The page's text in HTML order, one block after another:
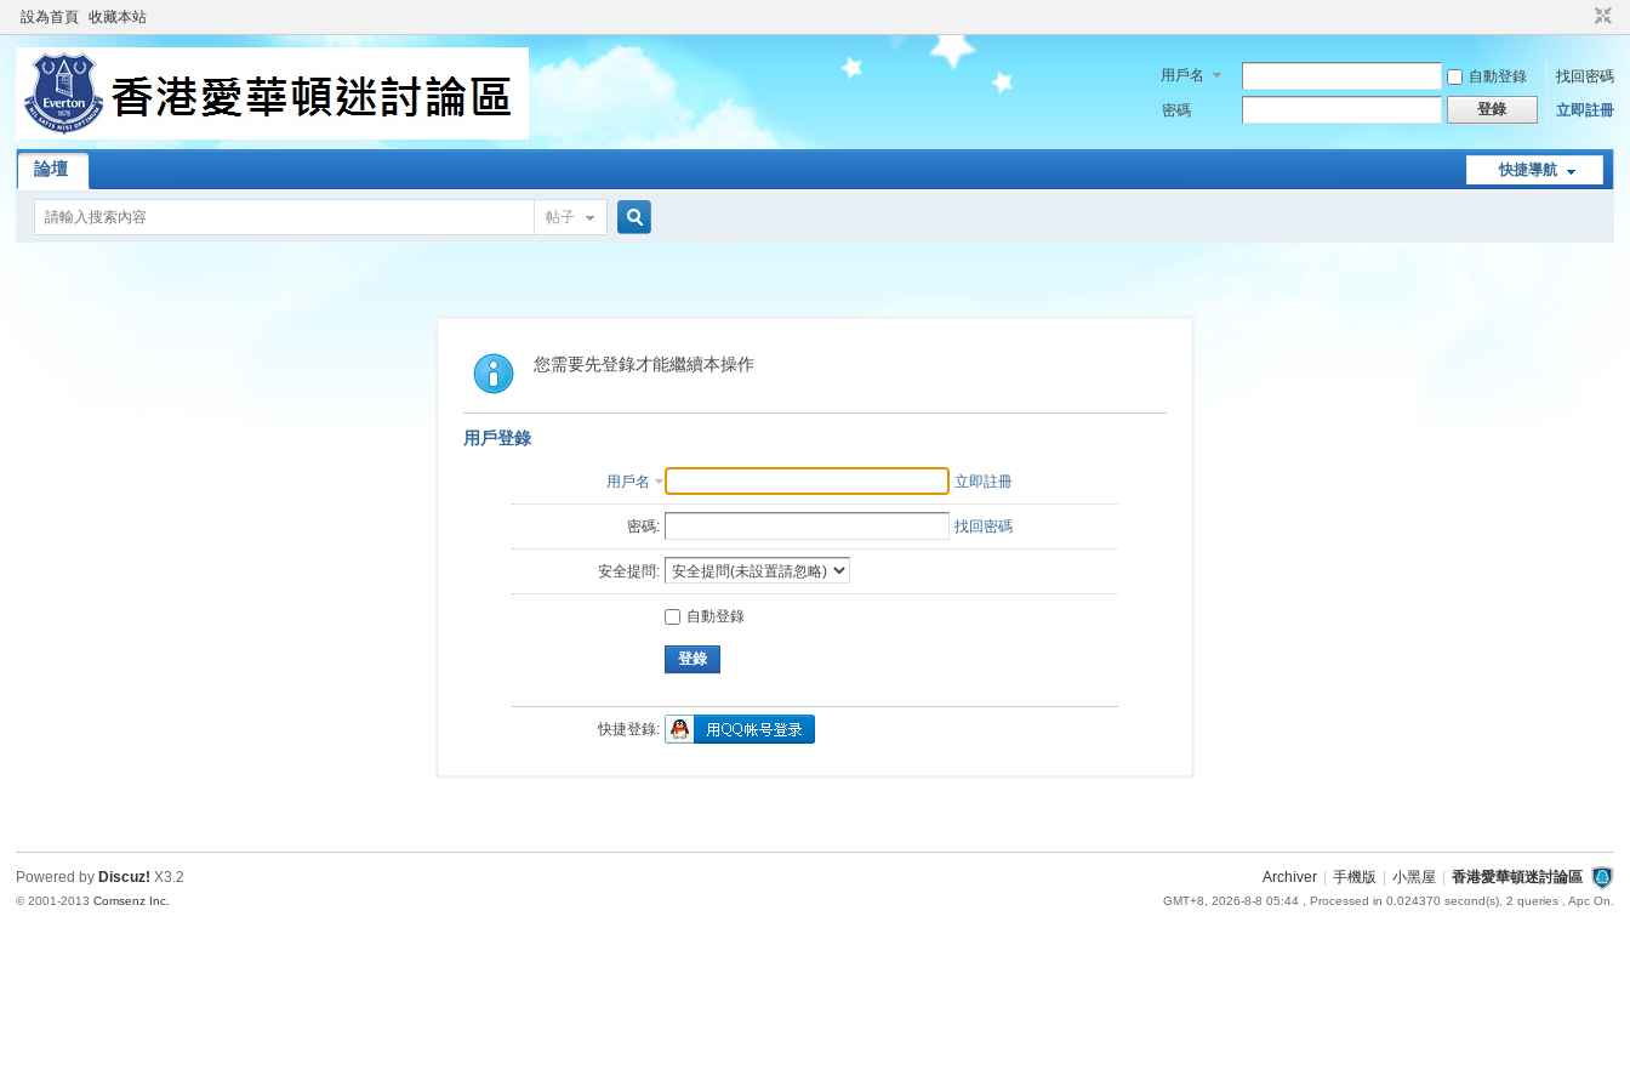
設為首頁 收藏本站
用戶名 自動登錄
找回密碼
密碼
登錄 立即註冊
快捷導航
論壇
帖子
索
您需要先登錄才能繼續本操作
用戶登錄
用戶名 立即註冊
密碼: 找回密碼
安全提問:
自動登錄
登錄
快捷登錄:
Archiver 手機版 小黑屋 香港愛華頓迷討論區
GMT+8, 2026-8-8 05:44, Processed in 0.024370 second(s), 2 queries , Apc On.
Powered by Discuz! X3.2
© 2001-2013Comsenz Inc.